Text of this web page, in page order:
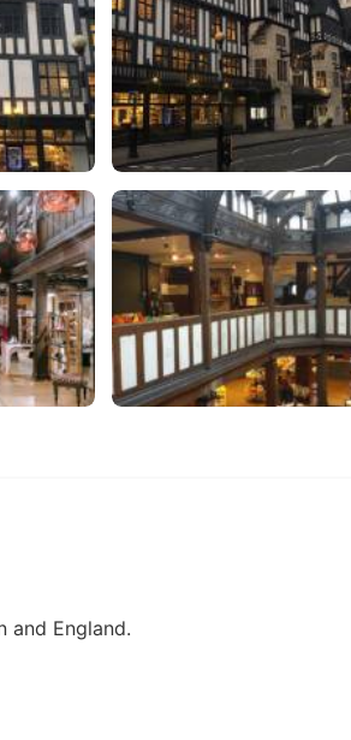
and England.